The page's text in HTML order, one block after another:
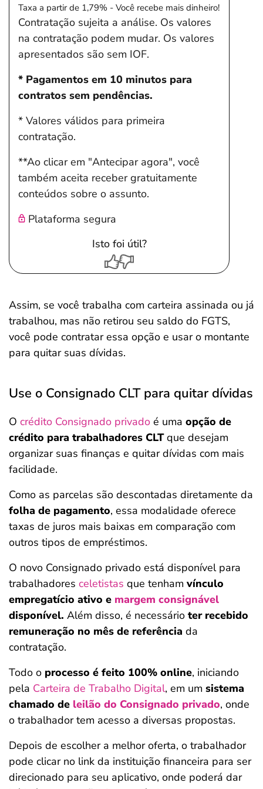
Taxa a partir de 1,79% - Você recebe mais dinheiro!
Contratação sujeita a análise. Os valores
na contratação podem mudar. Os valores
apresentados são sem IOF.
* Pagamentos em 10 minutos para
contratos sem pendências.
* Valores válidos para primeira
contratação.
**Ao clicar em "Antecipar agora", você
também aceita receber gratuitamente
conteúdos sobre o assunto.
Plataforma segura
Isto foi útil?
Assim, se você trabalha com carteira assinada ou já
trabalhou, mas não retirou seu saldo do FGTS,
você pode contratar essa opção e usar o montante
para quitar suas dívidas.
Use o Consignado CLT para quitar dívidas
O crédito Consignado privado é uma opção de
crédito para trabalhadores CLTque desejam
organizar suas finanças e quitar dívidas com mais
facilidade.
Como as parcelas são descontadas diretamente da
folha de pagamento, essa modalidade oferece
taxas de juros mais baixas em comparação com
outros tipos de empréstimos.
O novo Consignado privado está disponível para
trabalhadores celetistas que tenham vínculo
empregatício ativo e margem consignável
disponível. Além disso, é necessário ter recebido
remuneração no mês de referência da
contratação.
Todo o processo é feito 100% online, iniciando
pela Carteira de Trabalho Digital, em um sistema
chamado de leilão do Consignado privado, onde
o trabalhador tem acesso a diversas propostas.
Depois de escolher a melhor oferta, o trabalhador
pode clicar no link da instituição financeira para ser
direcionado para seu aplicativo, onde poderá dar